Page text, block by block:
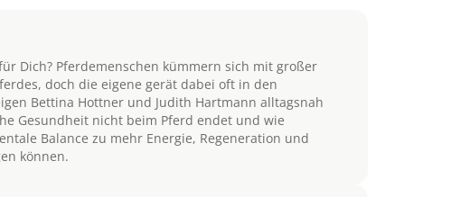
Dich? Pferdemenschen kümmern sich mit großer
doch die eigene gerät dabei oft in den
Bettina Hottner und Judith Hartmann alltagsnah
Gesundheit nicht beim Pferd endet und wie
Balance zu mehr Energie, Regeneration und
können.